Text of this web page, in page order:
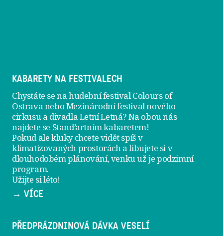
KABARETY NA FESTIVALECH
Chystáte se na hudební festival Colours of
Ostrava nebo Mezinárodní festival nového
cirkusu a divadla Letní Letná? Na obou nás
najdete se Stand’artním kabaretem!
Pokud ale kluky chcete vidět spíš v
klimatizovaných prostorách a libujete si v
dlouhodobém plánování, venku už jepodzimní
program.
Užijte si léto!
→ VÍCE
PŘEDPRÁZDNINOVÁ DÁVKA VESELÍ